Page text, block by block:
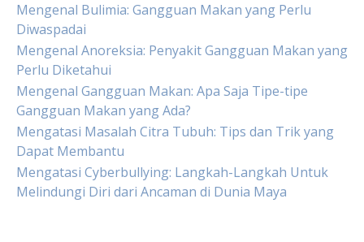
Mengenal Bulimia: Gangguan Makan yang Perlu
Diwaspadai
Mengenal Anoreksia: Penyakit Gangguan Makan yang
Perlu Diketahui
Mengenal Gangguan Makan: Apa Saja Tipe-tipe
Gangguan Makan yang Ada?
Mengatasi Masalah Citra Tubuh: Tips dan Trik yang
Dapat Membantu
Mengatasi Cyberbullying: Langkah-Langkah Untuk
Melindungi Diri dari Ancaman di Dunia Maya